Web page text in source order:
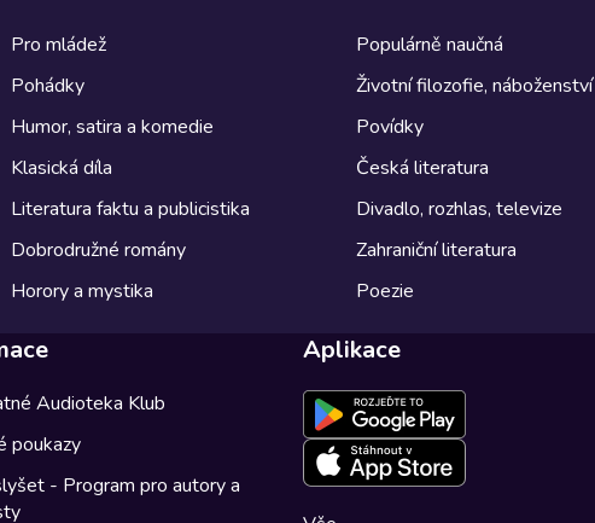
Pro mládež
Pohádky
Humor, satira a komedie
Klasická díla
Literatura faktu a publicistika
Dobrodružné romány
Horory a mystika
Populárně naučná
Životní filozofie, náboženství
Povídky
Česká literatura
Divadlo, rozhlas, televize
Zahraniční literatura
Poezie
Audioteka Klub
poukazy
- Program pro autory a
Aplikace